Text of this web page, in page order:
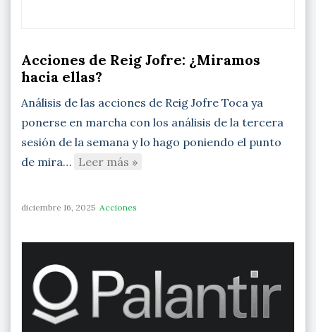
Acciones de Reig Jofre: ¿Miramos
hacia ellas?
Análisis de las acciones de Reig Jofre Toca ya
ponerse en marcha con los análisis de la tercera
sesión de la semana y lo hago poniendo el punto
de mira… Leer más »
diciembre 16, 2025 Acciones